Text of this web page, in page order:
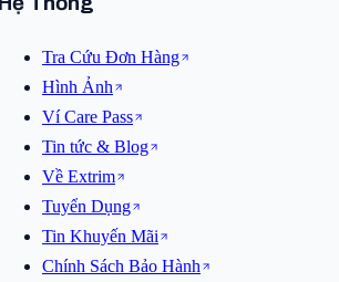
Tra Cứu Đơn Hàng
Hình Ảnh
Ví Care Pass
Tin tức & Blog
Về Extrim
Tuyển Dụng
Tin Khuyến Mãi
Chính Sách Bảo Hành